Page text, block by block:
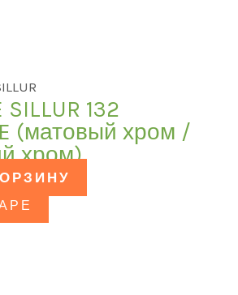
SILLUR 132
(матовый хром /
хром)